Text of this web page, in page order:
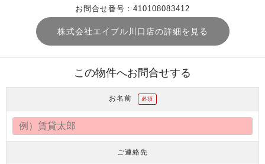
お問合せ番号：410108083412
株式会社エイブル川口店の詳細を見る
この物件へお問合せする
お名前 必須
ご連絡先